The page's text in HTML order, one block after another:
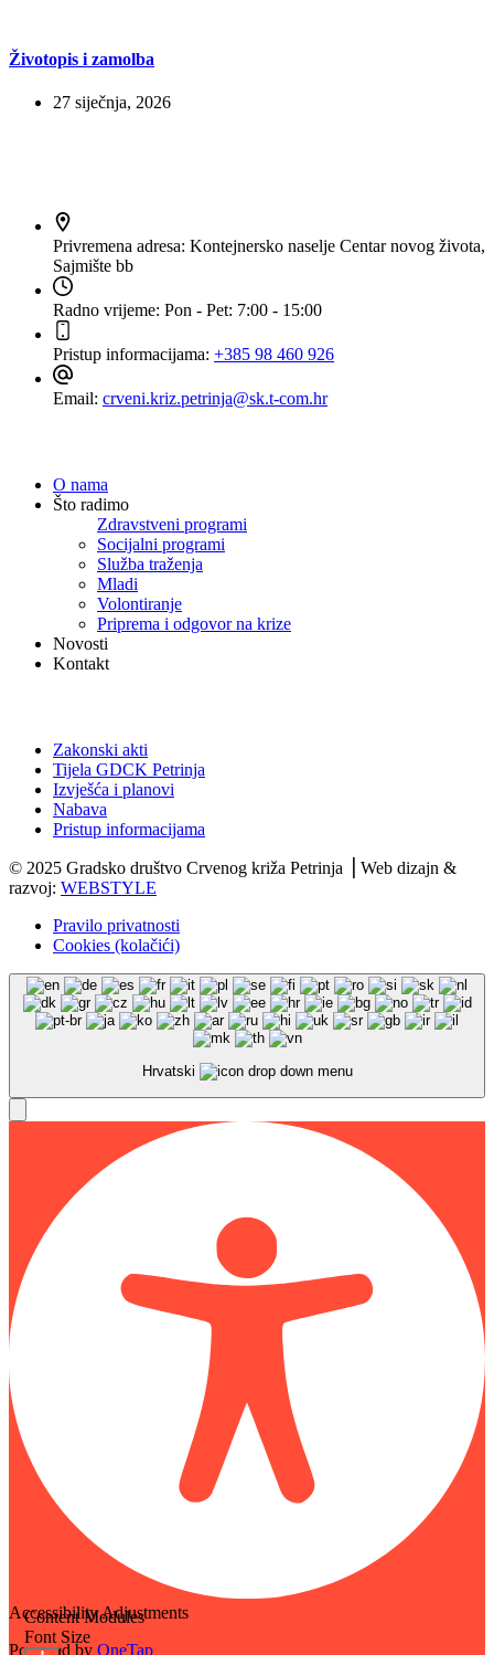
Životopis i zamolba
27 siječnja, 2026
Privremena adresa: Kontejnersko naselje Centar novog života,
Sajmište bb
Radno vrijeme: Pon - Pet: 7:00 - 15:00
Pristup informacijama: +385 98 460 926
Email: crveni.kriz.petrinja@sk.t-com.hr
O nama
Što radimo
Zdravstveni programi
Socijalni programi
Služba traženja
Mladi
Volontiranje
Priprema i odgovor na krize
Novosti
Kontakt
Zakonski akti
Tijela GDCK Petrinja
Izvješća i planovi
Nabava
Pristup informacijama
© 2025 Gradsko društvo Crvenog križa Petrinja ⎟ Web dizajn &
razvoj: WEBSTYLE
Pravilo privatnosti
Cookies (kolačići)
Hrvatski
Accessibility Adjustments
Powered by OneTap
Content Modules
Font Size